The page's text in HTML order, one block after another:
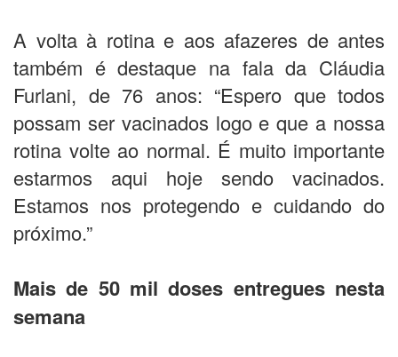
A volta à rotina e aos afazeres de antes
também é destaque na fala da Cláudia
Furlani, de 76 anos: “Espero que todos
possam ser vacinados logo e que a nossa
rotina volte ao normal. É muito importante
estarmos aqui hoje sendo vacinados.
Estamos nos protegendo e cuidando do
próximo.”
Mais de 50 mil doses entregues nesta
semana